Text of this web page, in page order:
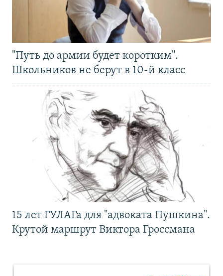
"Путь до армии будет коротким".
Школьников не берут в 10-й класс
15 лет ГУЛАГа для "адвоката Пушкина".
Крутой маршрут Виктора Гроссмана